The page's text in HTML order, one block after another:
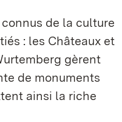
de la culture
: les Châteaux et
gèrent
de monuments
ainsi la riche